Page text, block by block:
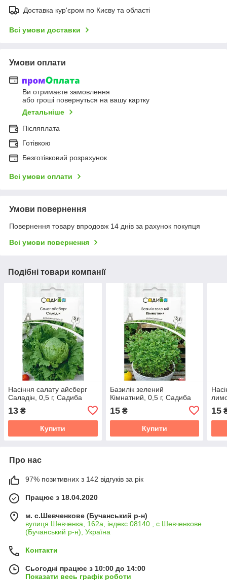
Доставка кур'єром по Києву та області
Всі умови доставки
Умови оплати
Ви отримаєте замовлення
або гроші повернуться на вашу картку
Детальніше
Післяплата
Готівкою
Безготівковий розрахунок
Всі умови оплати
Умови повернення
Повернення товару впродовж 14 днів за рахунок покупця
Всі умови повернення
Подібні товари компанії
Насіння салату айсберг
Саладін, 0,5 г, Садиба
13 ₴
Купити
Базилік зелений
Кімнатний, 0,5 г, Садиба
15₴
Купити
15
Про нас
97% позитивних з 142 відгуків за рік
Працює з 18.04.2020
м. с.Шевченкове (Бучанський р-н)
вулиця Шевченка, 162а, індекс 08140 , с.Шевченкове
(Бучанський р-н), Україна
Контакти
Сьогодні працює з 10:00 до 14:00
Показати весь графік роботи